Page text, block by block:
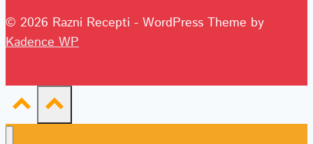
© 2026 Razni Recepti - WordPress Theme by
Kadence WP